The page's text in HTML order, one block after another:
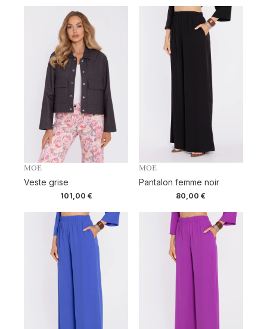
MOE
Veste grise
101,00 €
MOE
Pantalon femme noir
80,00€